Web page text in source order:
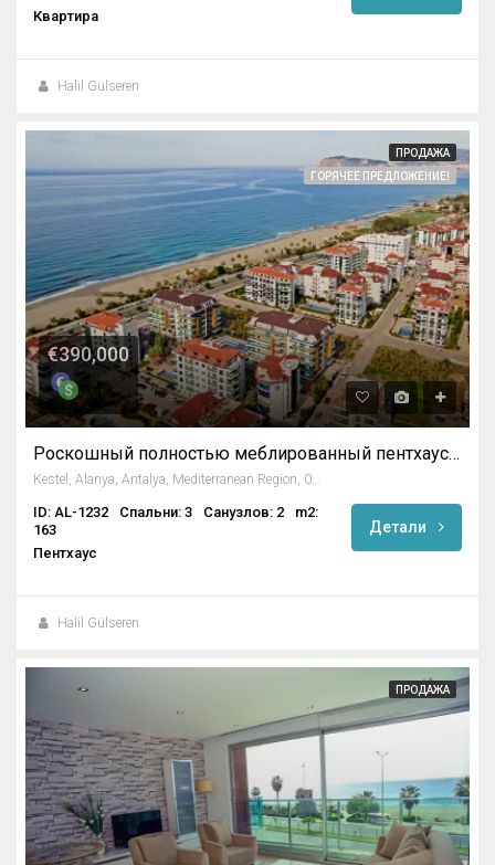
Квартира
Halil Gülseren
ПРОДАЖА
ГОРЯЧЕЕ ПРЕДЛОЖЕНИЕ!
€390,000
Роскошный полностью меблированный пентхаус с видом на море в Кестеле, Алания
Kestel, Alanya, Antalya, Mediterranean Region, 07425, Turkey
ID: AL-1232 Спальни: 3 Санузлов: 2
m2:
163
Пентхаус
Детали
Halil Gülseren
ПРОДАЖА